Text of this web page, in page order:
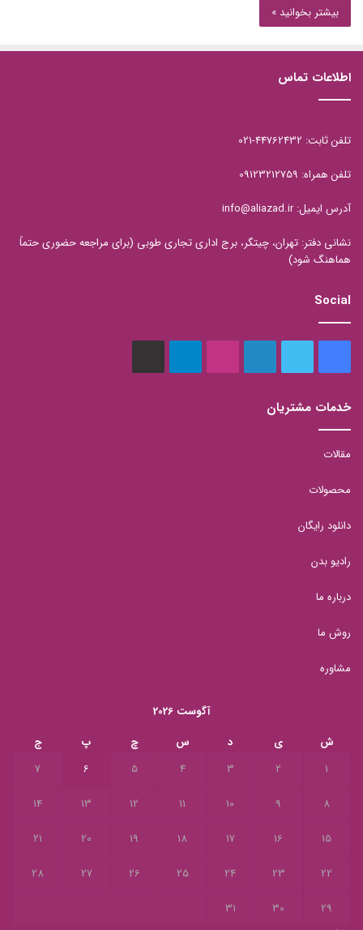
بیشتر بخوانید »
اطلاعات تماس
تلفن ثابت: 44762432-021
تلفن همراه: 09123212759
آدرس ایمیل: info@aliazad.ir
نشانی دفتر: تهران، چیتگر، برج اداری تجاری طوبی (برای مراجعه حضوری حتماً
هماهنگ شود)
Social
خدمات مشتریان
مقالات
محصولات
دانلود رایگان
رادیو بدن
درباره ما
روش ما
مشاوره
آگوست 2026
ش
ی د س چ پ
ج
1
2
3
4
5
6
7
8
9
10
11
12
13
14
15
16
17
18
19
20
21
22
23
24
25
26
27
28
29
30
31